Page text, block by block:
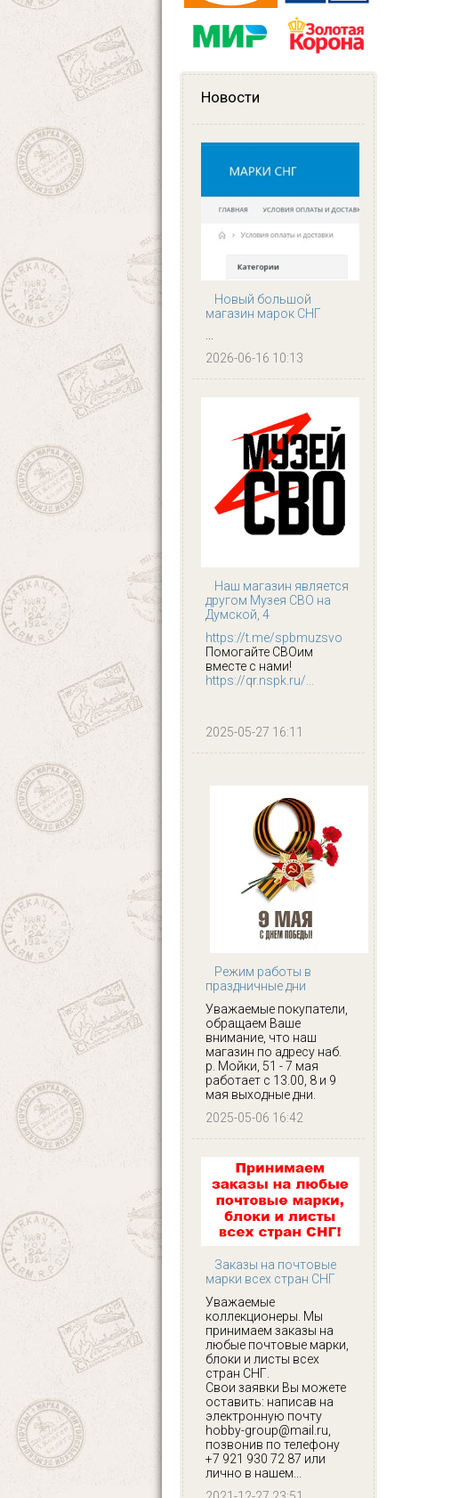
Новости
Новый большой
магазин марок СНГ
...
2026-06-16 10:13
Наш магазин является
другом Музея СВО на
Думской, 4
https://t.me/spbmuzsvo
Помогайте СВОим
вместе с нами!
https://qr.nspk.ru/...
2025-05-27 16:11
Режим работы в
праздничные дни
Уважаемые покупатели,
обращаем Ваше
внимание, что наш
магазин по адресу наб.
р. Мойки, 51 - 7 мая
работает с 13.00, 8 и 9
мая выходные дни.
2025-05-06 16:42
Заказы на почтовые
марки всех стран СНГ
Уважаемые
коллекционеры. Мы
принимаем заказы на
любые почтовые марки,
блоки и листы всех
стран СНГ.
Свои заявки Вы можете
оставить: написав на
электронную почту
hobby-group@mail.ru,
позвонив по телефону
+7 921 930 72 87 или
лично в нашем...